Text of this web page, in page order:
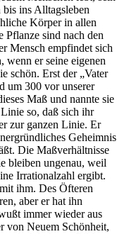
bis ins Alltagsleben
Körper in allen
Pflanze sind nach den
Mensch empfindet sich
wenn er seine eigenen
schön. Erst der „Vater
um 300 vor unserer
Maß und nannte sie
so, daß sich ihr
zur ganzen Linie. Er
Geheimnis
Die Maßverhältnisse
bleiben ungenau, weil
Irrationalzahl ergibt.
ihm. Des Öfteren
aber er hat ihn
immer wieder aus
von Neuem Schönheit,